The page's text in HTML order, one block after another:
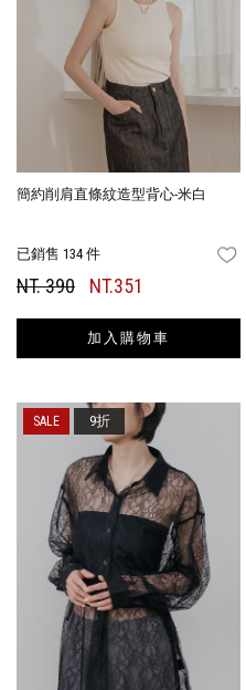
簡約削肩直條紋造型背心-米白
已銷售 134 件
NT. 390 NT.351
加入購物車
9折